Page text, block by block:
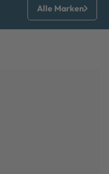
Alle Marken